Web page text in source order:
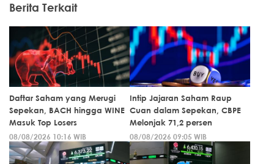
Berita Terkait
Daftar Saham yang Merugi
Sepekan, BACH hingga WINE
Masuk Top Losers
08/08/2026 10:16 WIB
Intip Jajaran Saham Raup
Cuan dalam Sepekan, CBPE
Melonjak 71,2 persen
08/08/2026 09:05 WIB